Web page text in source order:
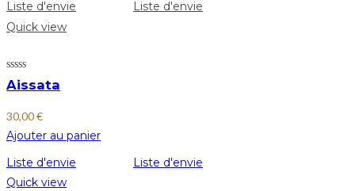
Liste d'envie
Liste d'envie
Quick view
Aissata
30,00€
Ajouter au panier
Liste d'envie
Liste d'envie
Quick view